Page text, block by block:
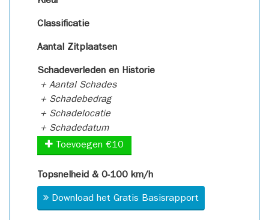
Classificatie
Aantal Zitplaatsen
Schadeverleden en Historie
+ Aantal Schades
+ Schadebedrag
+ Schadelocatie
+ Schadedatum
Toevoegen €10
Topsnelheid & 0-100 km/h
Download het Gratis Basisrapport